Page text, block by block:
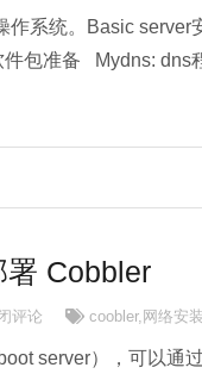
作系统。Basic server
包准备 Mydns: dns
Cobbler
6.5上安装部署 Cobbler
评论 coobler, 网络安
server），可以通